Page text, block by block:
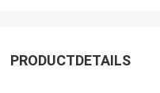
PRODUCTDETAILS